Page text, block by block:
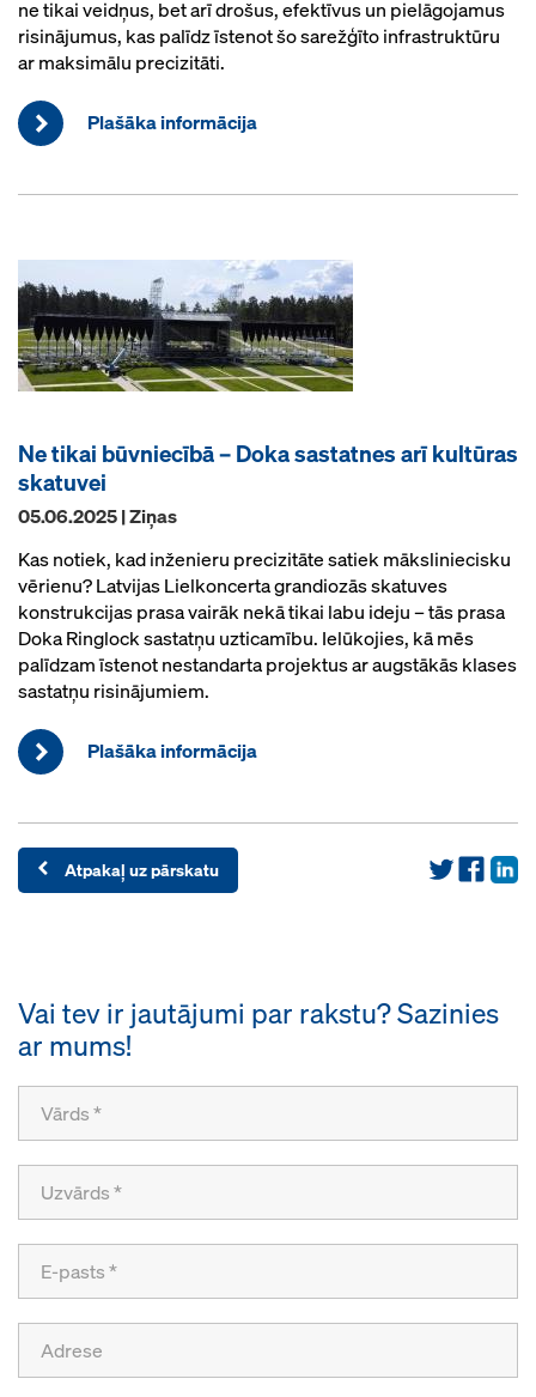
ne tikai veidņus, bet arī drošus, efektīvus un pielāgojamus
risinājumus, kas palīdz īstenot šo sarežģīto infrastruktūru
ar maksimālu precizitāti.
Plašāka informācija
Ne tikai būvniecībā – Doka sastatnes arī kultūras
skatuvei
05.06.2025 | Ziņas
Kas notiek, kad inženieru precizitāte satiek māksliniecisku
vērienu? Latvijas Lielkoncerta grandiozās skatuves
konstrukcijas prasa vairāk nekā tikai labu ideju – tās prasa
Doka Ringlock sastatņu uzticamību. Ielūkojies, kā mēs
palīdzam īstenot nestandarta projektus ar augstākās klases
sastatņu risinājumiem.
Plašāka informācija
Atpakaļ uz pārskatu
Vai tev ir jautājumi par rakstu? Sazinies
ar mums!